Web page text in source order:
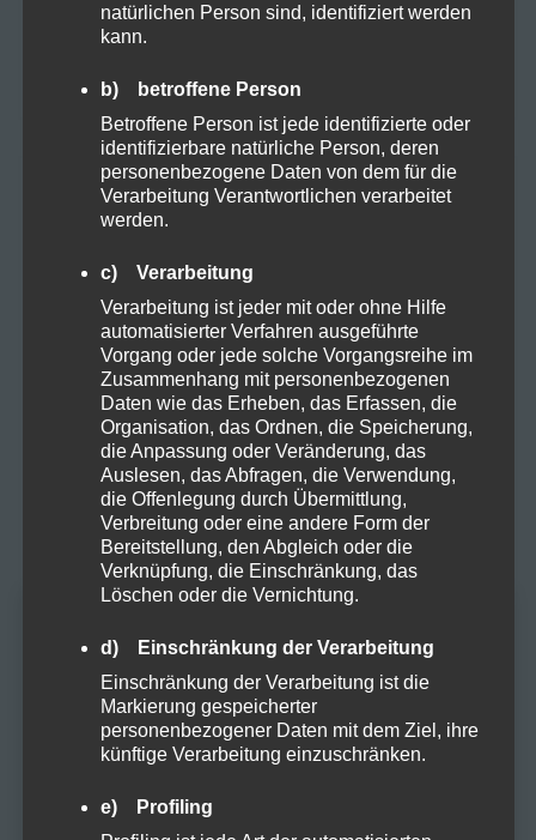
April 2024
März 2024
Kategorien
Allgemein
Cannabis
CBD
CBD Öl
Darmpflege
Grow
Kosmetik
Natural
Organic
Altersprüfung
Du musst mindestens18Jahre alt sein, um
diese Website zu besuchen.
natürlichen Person sind, identifiziert werden
kann.
b) betroffene Person
Betroffene Person ist jede identifizierte oder
identifizierbare natürliche Person, deren
personenbezogene Daten von dem für die
Verarbeitung Verantwortlichen verarbeitet
werden.
c) Verarbeitung
Verarbeitung ist jeder mit oder ohne Hilfe
automatisierter Verfahren ausgeführte
Vorgang oder jede solche Vorgangsreihe im
Zusammenhang mit personenbezogenen
Daten wie das Erheben, das Erfassen, die
Organisation, das Ordnen, die Speicherung,
die Anpassung oder Veränderung, das
Auslesen, das Abfragen, die Verwendung,
die Offenlegung durch Übermittlung,
Verbreitung oder eine andere Form der
Bereitstellung, den Abgleich oder die
Verknüpfung, die Einschränkung, das
Löschen oder die Vernichtung.
d) Einschränkung der Verarbeitung
Einschränkung der Verarbeitung ist die
Markierung gespeicherter
personenbezogener Daten mit dem Ziel, ihre
künftige Verarbeitung einzuschränken.
e) Profiling